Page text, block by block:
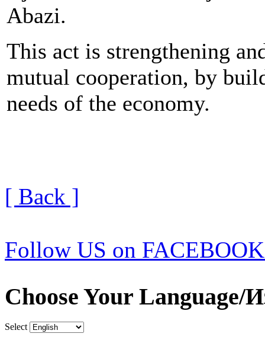
Abazi.
This act is strengthening
mutual cooperation, by
needs of the economy.
[ Back ]
Follow US on
Choose Your Language/
Select